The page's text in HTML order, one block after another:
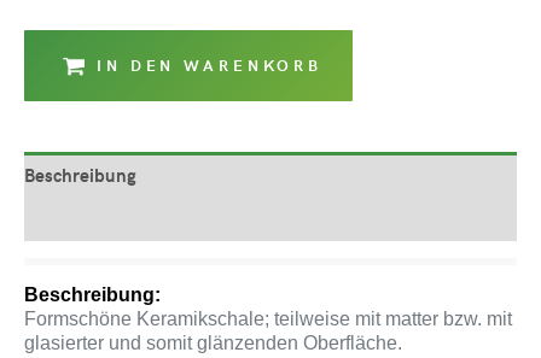
IN DEN WARENKORB
Beschreibung
Beschreibung:
Formschöne Keramikschale; teilweise mit matter bzw. mit
glasierter und somit glänzenden Oberfläche.